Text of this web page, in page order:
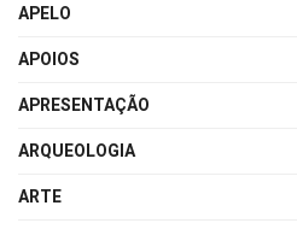
APELO
APOIOS
APRESENTAÇÃO
ARQUEOLOGIA
ARTE